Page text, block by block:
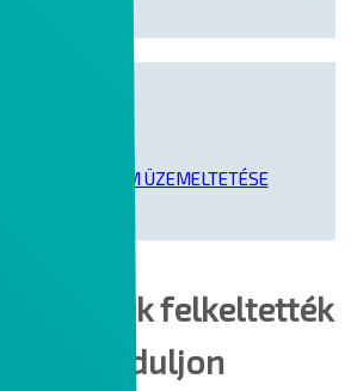
PLATFORM ÜZEMELTETÉSE
a fentiek felkeltették
forduljon